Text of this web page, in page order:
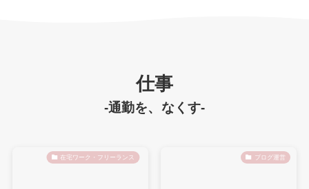
仕事
-通勤を、なくす-
在宅ワーク・フリーランス ブログ運営